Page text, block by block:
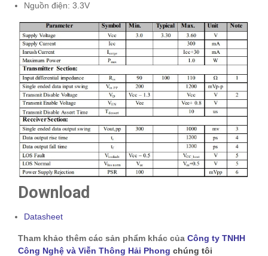
Nguồn điện: 3.3V
Download
Datasheet
Tham khảo thêm các sản phẩm khác của Công ty TNHH
Công Nghệ và Viễn Thông Hải Phong chúng tôi